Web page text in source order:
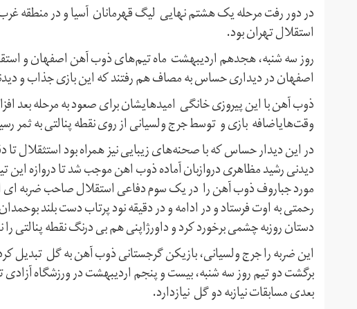
در دور رفت مرحله یک هشتم نهایی لیگ قهرمانان آسیا و در منطقه
استقلال تهران بود.
روز سه شنبه، هجدهم اردیبهشت ماه تیم‌های ذوب آهن اصفهان و
اصفهان در دیداری حساس به مصاف هم رفتند که این بازی جذاب و
ذوب آهن با این پیروزی خانگی امیدهایشان برای صعود به مرحله
وقت‌هایاضافه بازی و توسط جرج ولسیانی از روی نقطه پنالتی به ثمر
در این دیدار حساس که با صحنه‌های زیبایی نیز همراه بود استثقلال تا
دیدنی رشید مظاهری دروازبان آماده ذوب اهن موجب شد تا دروازه این
مورد جباروف ذوب آهن را در یک سوم دفاعی استقلال صاحب ضربه
رحمتی به اوت فرستاد و در ادامه و در دقیقه نود پرتاب دست بلند
دستان روزبه چشمی برخورد کرد و داورژاپنی هم بی درنگ نقطه پنالتی
این ضربه را جرج ولسیانی، بازیکن گرجستانی ذوب آهن به گل تبدیل
برگشت دو تیم روز سه شنبه، بیست و پنجم اردیبهشت در ورزشگاه آزادی
بعدی مسابقات نیازبه دو گل نیازدارد.